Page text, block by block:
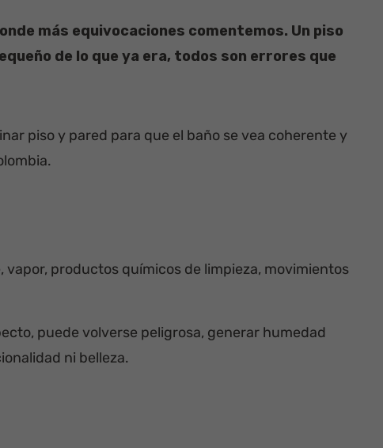
más equivocaciones comentemos. Un piso
de lo que ya era, todos son errores que
piso y pared para que el baño se vea coherente y
productos químicos de limpieza, movimientos
puede volverse peligrosa, generar humedad
ni belleza.